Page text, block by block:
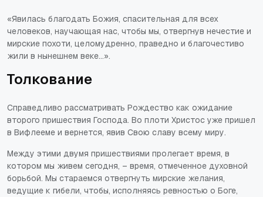
«Явилась благодать Божия, спасительная для всех
человеков, научающая нас, чтобы мы, отвергнув нечестие и
мирские похоти, целомудренно, праведно и благочестиво
жили в нынешнем веке...».
Толкование
Справедливо рассматривать Рождество как ожидание
второго пришествия Господа. Во плоти Христос уже пришел
в Вифлееме и вернется, явив Свою славу всему миру.
Между этими двумя пришествиями пролегает время, в
котором мы живем сегодня, – время, отмеченное духовной
борьбой. Мы стараемся отвергнуть мирские желания,
ведущие к гибели, чтобы, исполняясь ревностью о Боге,